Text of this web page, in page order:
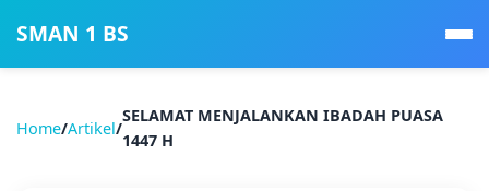
SMAN 1 BS
Home/Artikel/
SELAMAT MENJALANKAN IBADAH PUASA
1447 H